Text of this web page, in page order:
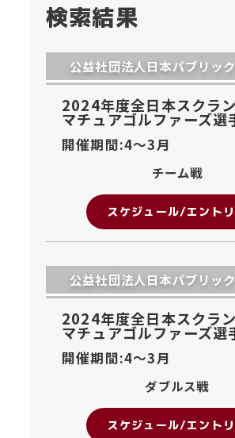
検索結果
公益社団法人日本パブリッ
2024年度全日本スクラ
マチュアゴルファーズ選
開催期間:4〜3月
チーム戦
スケジュール/エント
公益社団法人日本パブリッ
2024年度全日本スクラ
マチュアゴルファーズ選
開催期間:4〜3月
ダブルス戦
スケジュール/エント